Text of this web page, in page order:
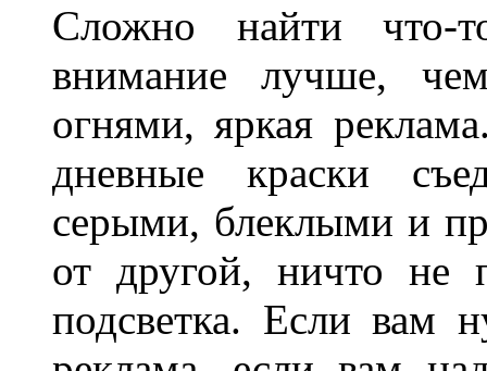
Сложно найти что-
внимание лучше,
огнями, яркая
дневные краски
серыми, блеклыми и
от другой, ничто не
подсветка. Если вам